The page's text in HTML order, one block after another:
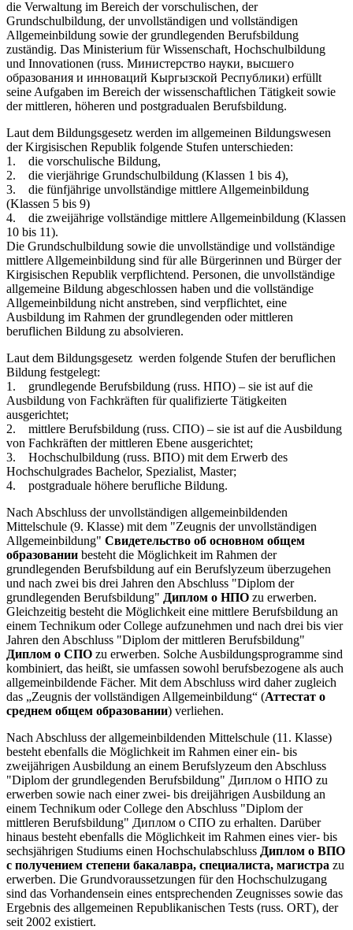
die Verwaltung im Bereich der vorschulischen, der
Grundschulbildung, der unvollständigen und vollständigen
Allgemeinbildung sowie der grundlegenden Berufsbildung
zuständig. Das Ministerium für Wissenschaft, Hochschulbildung
und Innovationen (russ. Министерство науки, высшего
образования и инноваций Кыргызской Республики) erfüllt
seine Aufgaben im Bereich der wissenschaftlichen Tätigkeit sowie
der mittleren, höheren und postgradualen Berufsbildung.
Laut dem Bildungsgesetz werden im allgemeinen Bildungswesen
der Kirgisischen Republik folgende Stufen unterschieden:
1. die vorschulische Bildung,
2. die vierjährige Grundschulbildung (Klassen 1 bis 4),
3. die fünfjährige unvollständige mittlere Allgemeinbildung
(Klassen 5 bis 9)
4. die zweijährige vollständige mittlere Allgemeinbildung (Klassen
10 bis 11).
Die Grundschulbildung sowie die unvollständige und vollständige
mittlere Allgemeinbildung sind für alle Bürgerinnen und Bürger der
Kirgisischen Republik verpflichtend. Personen, die unvollständige
allgemeine Bildung abgeschlossen haben und die vollständige
Allgemeinbildung nicht anstreben, sind verpflichtet, eine
Ausbildung im Rahmen der grundlegenden oder mittleren
beruflichen Bildung zu absolvieren.
Laut dem Bildungsgesetz werden folgende Stufen der beruflichen
Bildung festgelegt:
1. grundlegende Berufsbildung (russ. НПО) – sie ist auf die
Ausbildung von Fachkräften für qualifizierte Tätigkeiten
ausgerichtet;
2. mittlere Berufsbildung (russ. СПО) – sie ist auf die Ausbildung
von Fachkräften der mittleren Ebene ausgerichtet;
3. Hochschulbildung (russ. ВПО) mit dem Erwerb des
Hochschulgrades Bachelor, Spezialist, Master;
4. postgraduale höhere berufliche Bildung.
Nach Abschluss der unvollständigen allgemeinbildenden
Mittelschule (9. Klasse) mit dem "Zeugnis der unvollständigen
Allgemeinbildung" Свидетельство об основном общем
образовании besteht die Möglichkeit im Rahmen der
grundlegenden Berufsbildung auf ein Berufslyzeum überzugehen
und nach zwei bis drei Jahren den Abschluss "Diplom der
grundlegenden Berufsbildung" Диплом о НПО zu erwerben.
Gleichzeitig besteht die Möglichkeit eine mittlere Berufsbildung an
einem Technikum oder College aufzunehmen und nach drei bis vier
Jahren den Abschluss "Diplom der mittleren Berufsbildung"
Диплом о СПО zu erwerben. Solche Ausbildungsprogramme sind
kombiniert, das heißt, sie umfassen sowohl berufsbezogene als auch
allgemeinbildende Fächer. Mit dem Abschluss wird daher zugleich
das „Zeugnis der vollständigen Allgemeinbildung“ (Аттестат о
среднем общем образовании) verliehen.
Nach Abschluss der allgemeinbildenden Mittelschule (11. Klasse)
besteht ebenfalls die Möglichkeit im Rahmen einer ein- bis
zweijährigen Ausbildung an einem Berufslyzeum den Abschluss
"Diplom der grundlegenden Berufsbildung" Диплом о НПО zu
erwerben sowie nach einer zwei- bis dreijährigen Ausbildung an
einem Technikum oder College den Abschluss "Diplom der
mittleren Berufsbildung" Диплом о СПО zu erhalten. Darüber
hinaus besteht ebenfalls die Möglichkeit im Rahmen eines vier- bis
sechsjährigen Studiums einen Hochschulabschluss Диплом о ВПО
с получением степени бакалавра, специалиста, магистра zu
erwerben. Die Grundvoraussetzungen für den Hochschulzugang
sind das Vorhandensein eines entsprechenden Zeugnisses sowie das
Ergebnis des allgemeinen Republikanischen Tests (russ. ORT), der
seit 2002 existiert.